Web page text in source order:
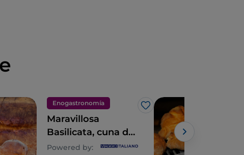
Enogastronomía
Me gusta
Maravillosa
Basilicata, cuna de
antiguos sabores
Powered by: